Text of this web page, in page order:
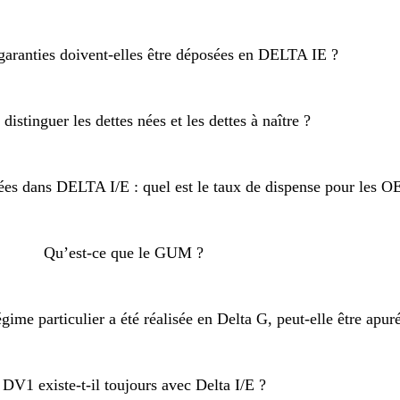
doivent-elles être déposées en DELTA IE ?
les dettes nées et les dettes à naître ?
dans DELTA I/E : quel est le taux de dispense pour les
Qu’est-ce que le GUM ?
particulier a été réalisée en Delta G, peut-elle être
existe-t-il toujours avec Delta I/E ?